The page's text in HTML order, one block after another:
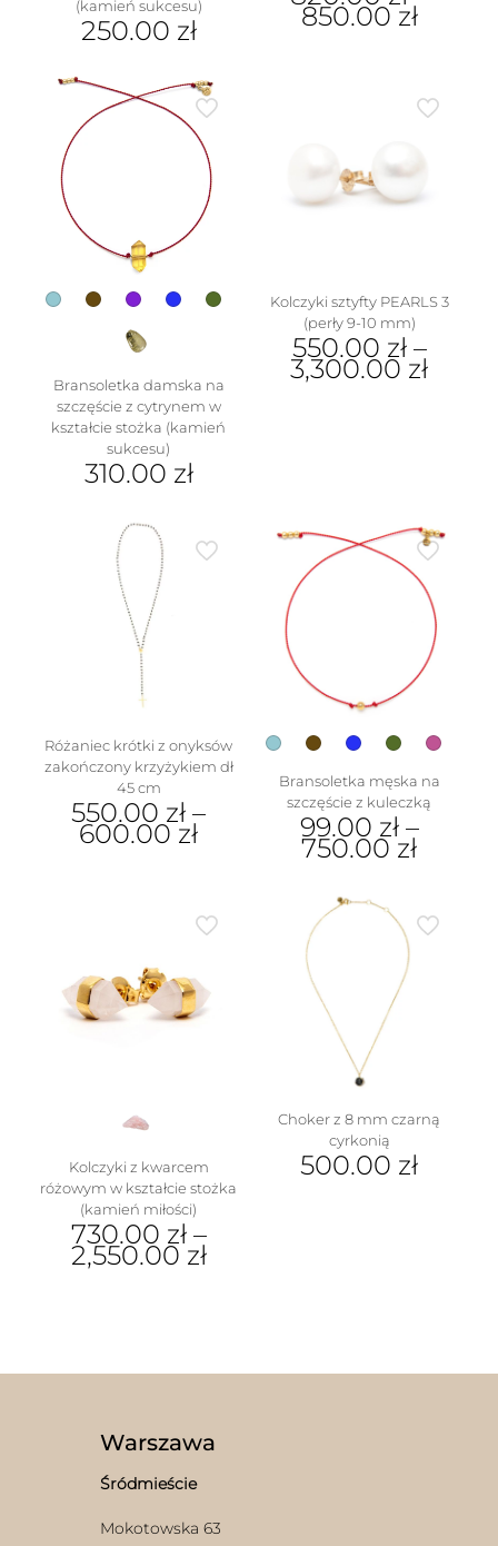
(kamień sukcesu)
250.00 zł
produkt
ma
wiele
wariantów.
stronie
produktu
850.00 zł
można
wybrać
Bransoletka damska na
szczęście z cytrynem w
kształcie stożka (kamień
sukcesu)
310.00 zł
produkt
ma
wiele
wariantów.
Opcje
można
wybrać
na
stronie
produktu
Kolczyki sztyfty PEARLS 3
(perły 9-10 mm)
550.00 zł–
3,300.00 zł
wybrać
Różaniec krótki z onyksów
zakończony krzyżykiem dł
45 cm
550.00 zł –
600.00 zł
Opcje
można
wybrać
Bransoletka męska na
szczęście z kuleczką
99.00 zł–
750.00 zł
produkt
wariantów.
Opcje
można
wybrać
na
stronie
produktu
Kolczyki z kwarcem
różowym w kształcie stożka
(kamień miłości)
730.00 zł–
2,550.00 zł
na
produktu
Choker z 8 mm czarną
cyrkonią
500.00 zł
Warszawa
Śródmieście
Mokotowska 63